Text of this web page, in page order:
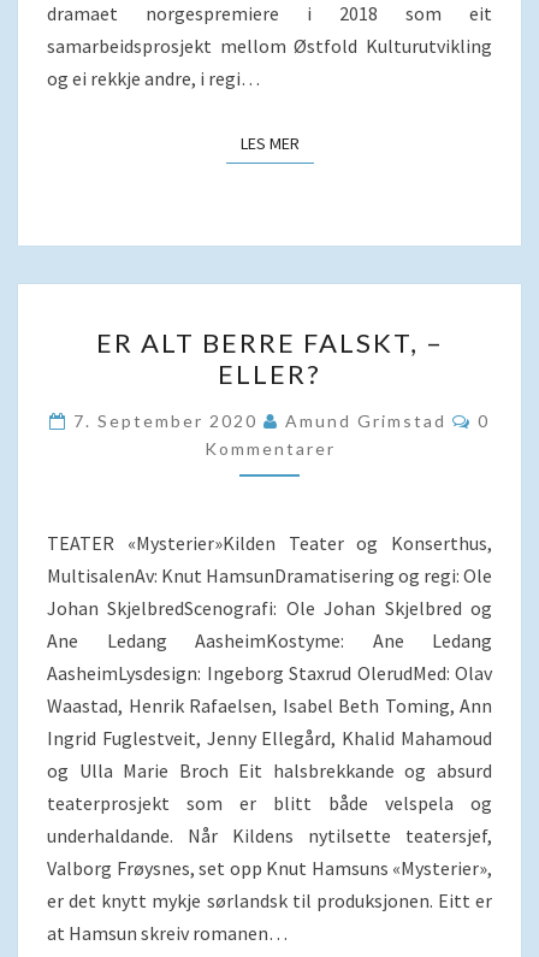
dramaet norgespremiere i 2018 som eit
samarbeidsprosjekt mellom Østfold Kulturutvikling
og ei rekkje andre, i regi…
LES MERLES MER
ALT
BERRE
FALSKT,
–
ELLER?
ER ALT BERRE FALSKT, –
ELLER?
7. September 2020 Amund Grimstad
0
Kommentarer
TEATER «Mysterier»Kilden Teater og Konserthus,
MultisalenAv: Knut HamsunDramatisering og regi: Ole
Johan SkjelbredScenografi: Ole Johan Skjelbred og
Ane Ledang AasheimKostyme: Ane Ledang
AasheimLysdesign: Ingeborg Staxrud OlerudMed: Olav
Waastad, Henrik Rafaelsen, Isabel Beth Toming, Ann
Ingrid Fuglestveit, Jenny Ellegård, Khalid Mahamoud
og Ulla Marie Broch Eit halsbrekkande og absurd
teaterprosjekt som er blitt både velspela og
underhaldande. Når Kildens nytilsette teatersjef,
Valborg Frøysnes, set opp Knut Hamsuns «Mysterier»,
er det knytt mykje sørlandsk til produksjonen. Eitt er
at Hamsun skreiv romanen…